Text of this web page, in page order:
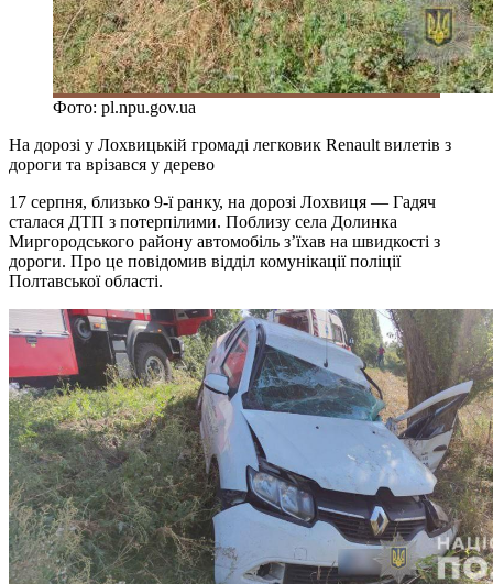
Фото: pl.npu.gov.ua
На дорозі у Лохвицькій громаді легковик Renault вилетів з
дороги та врізався у дерево
17 серпня, близько 9-ї ранку, на дорозі Лохвиця — Гадяч
сталася ДТП з потерпілими. Поблизу села Долинка
Миргородського району автомобіль з’їхав на швидкості з
дороги. Про це повідомив відділ комунікації поліції
Полтавської області.